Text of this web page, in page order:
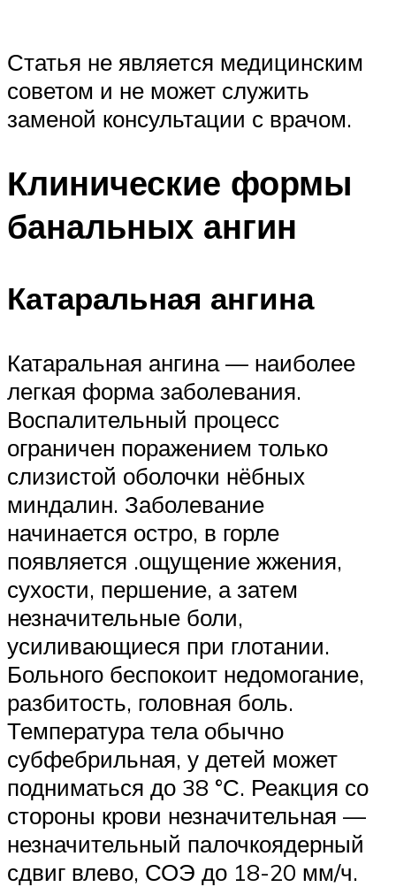
Статья не является медицинским
советом и не может служить
заменой консультации с врачом.
Клинические формы
банальных ангин
Катаральная ангина
Катаральная ангина — наиболее
легкая форма заболевания.
Воспалительный процесс
ограничен поражением только
слизистой оболочки нёбных
миндалин. Заболевание
начинается остро, в горле
появляется .ощущение жжения,
сухости, першение, а затем
незначительные боли,
усиливающиеся при глотании.
Больного беспокоит недомогание,
разбитость, головная боль.
Температура тела обычно
субфебрильная, у детей может
подниматься до 38 °С. Реакция со
стороны крови незначительная —
незначительный палочкоядерный
сдвиг влево, СОЭ до 18-20 мм/ч.